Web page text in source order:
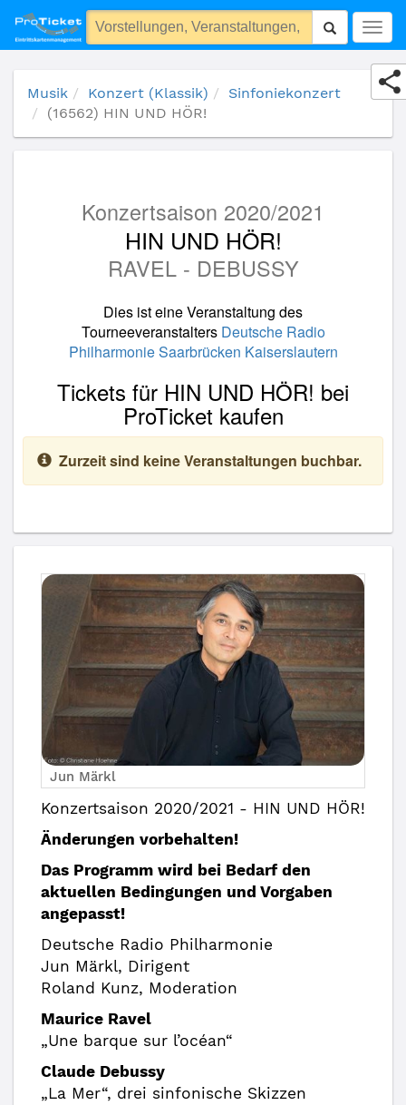
(16562) HIN UND HÖR!
Musik Konzert (Klassik)
Sinfoniekonzert
(16562) HIN UND HÖR!
Konzertsaison 2020/2021
HIN UND HÖR!
RAVEL - DEBUSSY
Dies ist eine Veranstaltung des
Tourneeveranstalters Deutsche Radio
Philharmonie Saarbrücken Kaiserslautern
Tickets für HIN UND HÖR! bei
ProTicket kaufen
Zurzeit sind keine Veranstaltungen buchbar.
Jun Märkl
Konzertsaison 2020/2021 - HIN UND HÖR!
Änderungen vorbehalten!
Das Programm wird bei Bedarf den
aktuellen Bedingungen und Vorgaben
angepasst!
Deutsche Radio Philharmonie
Jun Märkl, Dirigent
Roland Kunz, Moderation
Maurice Ravel
„Une barque sur l’océan“
Claude Debussy
„La Mer“, drei sinfonische Skizzen